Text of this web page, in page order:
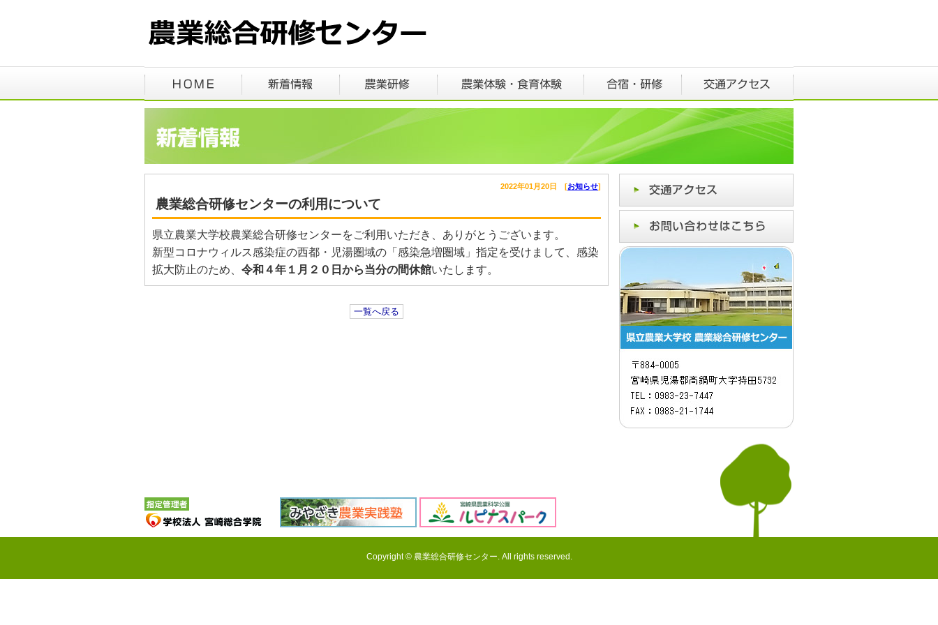
2022年01月20日 [お知らせ]
農業総合研修センターの利用について
県立農業大学校農業総合研修センターをご利用いただき、ありがとうございます。
新型コロナウィルス感染症の西都・児湯圏域の「感染急増圏域」指定を受けまして、感染
拡大防止のため、 令和４年１月２０日から当分の間休館いたします。
一覧へ戻る
Copyright © 農業総合研修センター. All rights reserved.